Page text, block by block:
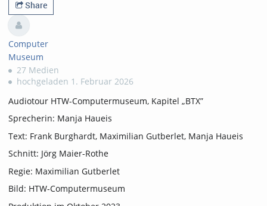
Share
Computer
Museum
27 Medien
hochgeladen 1. Februar 2026
Audiotour HTW-Computermuseum, Kapitel „BTX”
Sprecherin: Manja Haueis
Text: Frank Burghardt, Maximilian Gutberlet, Manja Haueis
Schnitt: Jörg Maier-Rothe
Regie: Maximilian Gutberlet
Bild: HTW-Computermuseum